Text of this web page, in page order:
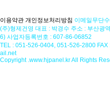
이용약관 개인정보처리방침 이메일무단
(주)형제건영 대표 : 박경수 주소 : 부산광
6) 사업자등록번호 : 607-86-06852
TEL : 051-526-0404, 051-526-2800
ail.net
Copyright .www.hjpanel.kr All Rights